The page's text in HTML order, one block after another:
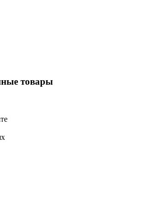
товары